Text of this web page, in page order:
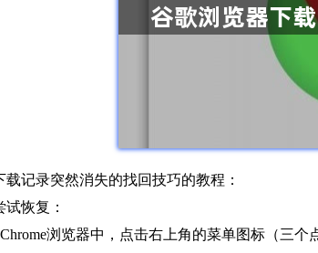
记录突然消失的找回技巧的教程：
恢复：
浏览器中，点击右上角的菜单图标（三